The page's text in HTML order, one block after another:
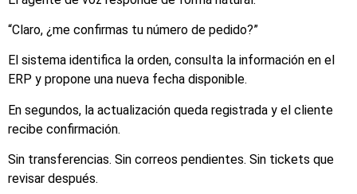
“Claro, ¿me confirmas tu número de pedido?”
El sistema identifica la orden, consulta la información en el
ERP y propone una nueva fecha disponible.
En segundos, la actualización queda registrada y el cliente
recibe confirmación.
Sin transferencias. Sin correos pendientes. Sin tickets que
revisar después.